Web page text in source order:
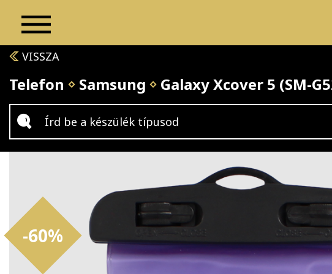
VISSZA
Telefon Samsung Galaxy Xcover 5 (SM-
-60%